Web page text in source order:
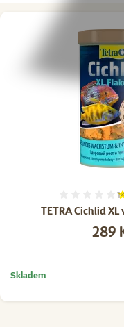
TETRA Cichlid
Cena
289
Skladem